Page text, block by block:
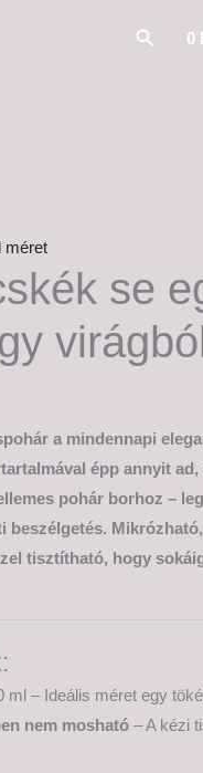
Search
0
méret
se
a mindennapi
épp annyit
pohár borhoz –
beszélgetés.
tisztítható, hogy
ml – Ideális méret egy
nem mosható – A kézi